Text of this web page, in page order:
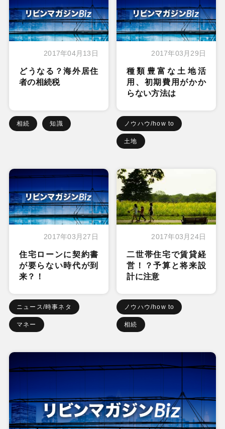
2017年04月13日
どうなる？海外居住
者の相続税
相続 知識
2017年03月29日
種類豊富な土地活
用、初期費用がかか
らない方法は
ノウハウ/how to
土地
2017年03月27日
住宅ローンに契約書
が要らない時代が到
来？！
ニュース/時事ネタ
マネー
2017年03月24日
二世帯住宅で賃貸経
営！？予算と将来設
計に注意
ノウハウ/how to
相続